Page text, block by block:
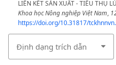
LIÊN KẾT SẢN XUẤT - TIÊU THỤ
Khoa học Nông nghiệp Việt Nam,
https://doi.org/10.31817/
Định dạng trích dẫn